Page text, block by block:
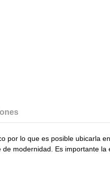
por lo que es posible ubicarla
modernidad. Es importante